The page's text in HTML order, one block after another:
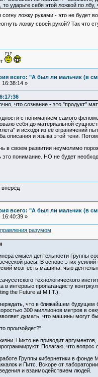
то ударьте себя этой ложкой по
ложку руками - это не будет
ложку своей рукой? Так что
всего: "А был ли мальчик (в
16:38:14 »
что сознание - это "продукт"
с пониманием самого
себя до материальной
и исходя из её ограничений
описания и языка этой тени.
в своем развитии неумолимо
понимание. НО не будет
вперед
всего: "А был ли мальчик (в
16:40:39 »
разумом
смысл деятельности Группы
расы. В основе этих
мозг есть машина, чью
технологического
в интервью пропагандисту
the Future at M.I.T.):
что в ближайшем
300 миллионов метров в
думать, что машины могут
произойдет?"
Никто не приводит
Полагаю, что вопрос
Группы кибернетики в
и Питс. Вскоре от
и взаимодействием людей.